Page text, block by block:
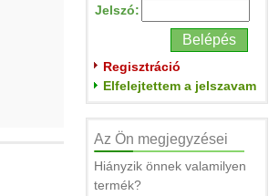
Jelszó:
Regisztráció
Elfelejtettem a jelszavam
Az Ön megjegyzései
Hiányzik önnek valamilyen
termék?